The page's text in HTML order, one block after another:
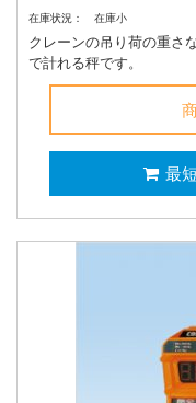
在庫状況：
在庫小
クレーンの吊り荷の重さ
で計れる秤です。
最